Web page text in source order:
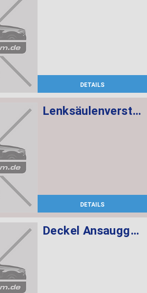
DETAILS
Lenksäulenverstellung mechanisch
DETAILS
Deckel Ansauggeräuschdämpfer